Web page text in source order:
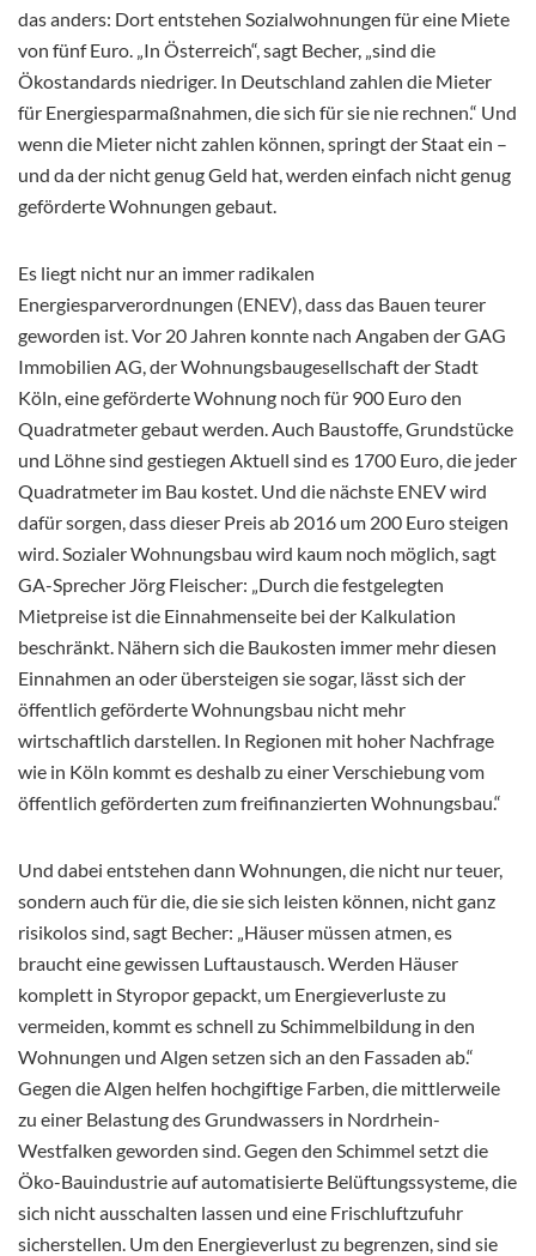
das anders: Dort entstehen Sozialwohnungen für eine Miete
von fünf Euro. „In Österreich“, sagt Becher, „sind die
Ökostandards niedriger. In Deutschland zahlen die Mieter
für Energiesparmaßnahmen, die sich für sie nie rechnen.“ Und
wenn die Mieter nicht zahlen können, springt der Staat ein –
und da der nicht genug Geld hat, werden einfach nicht genug
geförderte Wohnungen gebaut.
Es liegt nicht nur an immer radikalen
Energiesparverordnungen (ENEV), dass das Bauen teurer
geworden ist. Vor 20 Jahren konnte nach Angaben der GAG
Immobilien AG, der Wohnungsbaugesellschaft der Stadt
Köln, eine geförderte Wohnung noch für 900 Euro den
Quadratmeter gebaut werden. Auch Baustoffe, Grundstücke
und Löhne sind gestiegen Aktuell sind es 1700 Euro, die jeder
Quadratmeter im Bau kostet. Und die nächste ENEV wird
dafür sorgen, dass dieser Preis ab 2016 um 200 Euro steigen
wird. Sozialer Wohnungsbau wird kaum noch möglich, sagt
GA-Sprecher Jörg Fleischer: „Durch die festgelegten
Mietpreise ist die Einnahmenseite bei der Kalkulation
beschränkt. Nähern sich die Baukosten immer mehr diesen
Einnahmen an oder übersteigen sie sogar, lässt sich der
öffentlich geförderte Wohnungsbau nicht mehr
wirtschaftlich darstellen. In Regionen mit hoher Nachfrage
wie in Köln kommt es deshalb zu einer Verschiebung vom
öffentlich geförderten zum freifinanzierten Wohnungsbau.“
Und dabei entstehen dann Wohnungen, die nicht nur teuer,
sondern auch für die, die sie sich leisten können, nicht ganz
risikolos sind, sagt Becher: „Häuser müssen atmen, es
braucht eine gewissen Luftaustausch. Werden Häuser
komplett in Styropor gepackt, um Energieverluste zu
vermeiden, kommt es schnell zu Schimmelbildung in den
Wohnungen und Algen setzen sich an den Fassaden ab.“
Gegen die Algen helfen hochgiftige Farben, die mittlerweile
zu einer Belastung des Grundwassers in Nordrhein-
Westfalken geworden sind. Gegen den Schimmel setzt die
Öko-Bauindustrie auf automatisierte Belüftungssysteme, die
sich nicht ausschalten lassen und eine Frischluftzufuhr
sicherstellen. Um den Energieverlust zu begrenzen, sind sie